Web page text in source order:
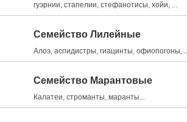
гуэрнии, стапелии, стефанотисы, хойи, ...
Семейство Лилейные
Алоэ, аспидистры, гиацинты, офиопогоны, ...
Семейство Марантовые
Калатеи, строманты, маранты...